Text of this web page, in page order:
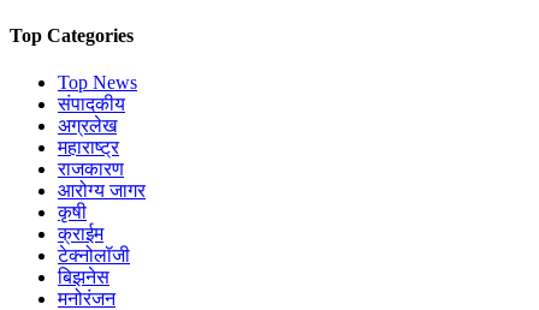
Top Categories
Top News
संपादकीय
अग्रलेख
महाराष्ट्र
राजकारण
आरोग्य जागर
कृषी
क्राईम
टेक्नोलॉजी
बिझनेस
मनोरंजन